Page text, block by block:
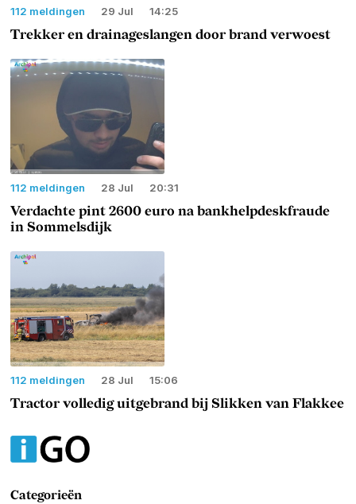
112 meldingen 29 Jul 14:25
Trekker en drainageslangen door brand verwoest
112 meldingen 28 Jul 20:31
Verdachte pint 2600 euro na bankhelpdeskfraude
in Sommelsdijk
112 meldingen 28 Jul 15:06
Tractor volledig uitgebrand bij Slikken van Flakkee
Categorieën